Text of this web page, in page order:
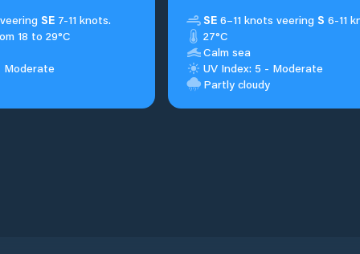
SE 7-11 knots.
18 to 29°C
Moderate
SE 6–11 knots veering S 6-11
27°C
Calm sea
UV Index: 5 - Moderate
Partly cloudy